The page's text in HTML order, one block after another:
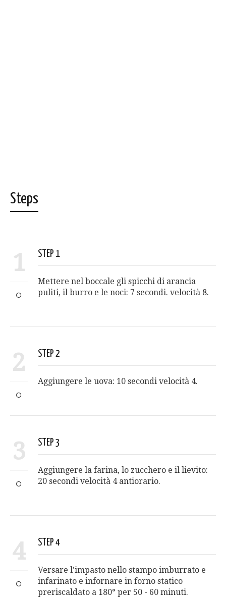
Steps
1 STEP 1
Mettere nel boccale gli spicchi di arancia
puliti, il burro e le noci: 7 secondi. velocità 8.
2 STEP 2
Aggiungere le uova: 10 secondi velocità 4.
3 STEP 3
Aggiungere la farina, lo zucchero e il lievito:
20 secondi velocità 4 antiorario.
4 STEP 4
Versare l'impasto nello stampo imburrato e
infarinato e infornare in forno statico
preriscaldato a 180° per 50 - 60 minuti.